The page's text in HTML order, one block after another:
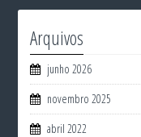
Arquivos
junho 2026
novembro 2025
abril 2022